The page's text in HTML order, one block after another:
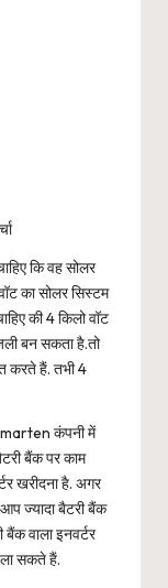
कि वह सोलर
का सोलर सिस्टम
की 4 किलो वॉट
बन सकता है.तो
करते हैं. तभी 4
कंपनी में
बैंक पर काम
खरीदना है. अगर
ज्यादा बैटरी बैंक
वाला इनवर्टर
सकते हैं.